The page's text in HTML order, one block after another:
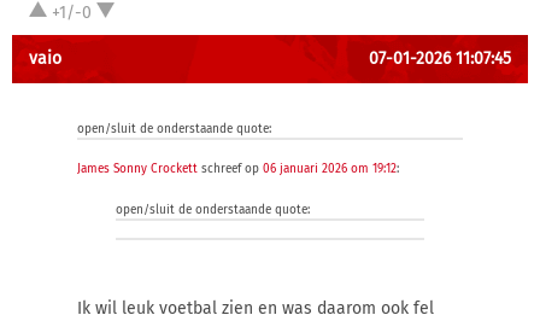
+1/-0
vaio 07-01-2026 11:07:45
open/sluit de onderstaande quote:
James Sonny Crockett schreef op 06 januari 2026 om 19:12:
open/sluit de onderstaande quote:
Ik wil leuk voetbal zien en was daarom ook fel